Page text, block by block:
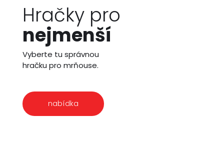
Hračky pro
nejmenší
Vyberte tu správnou
hračku pro mrňouse.
nabídka